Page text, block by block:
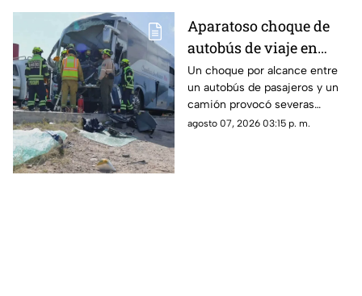
Aparatoso choque de
autobús de viaje en
carretera deja un
conductor prensado y
dos heridos
Un choque por alcance entre
un autobús de pasajeros y un
camión provocó severas
afectaciones viales. El
agosto 07, 2026 03:15 p. m.